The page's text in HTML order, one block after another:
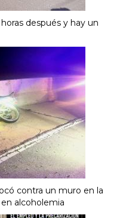
después y hay un
contra un muro en la
alcoholemia